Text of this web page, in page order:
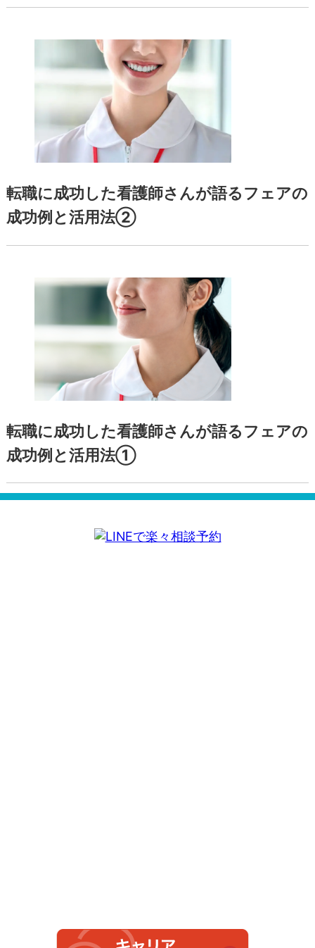
転職に成功した看護師さんが語るフェアの
成功例と活用法②
転職に成功した看護師さんが語るフェアの
成功例と活用法①